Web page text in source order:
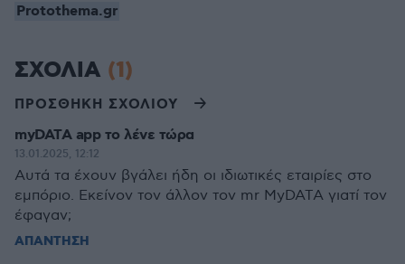
Protothema.gr
ΣΧΟΛΙΑ (1)
ΠΡΟΣΘΗΚΗ ΣΧΟΛΙΟΥ
myDATA app το λένε τώρα
13.01.2025, 12:12
Αυτά τα έχουν βγάλει ήδη οι ιδιωτικές εταιρίες στο
εμπόριο. Εκείνον τον άλλον τον mr MyDATA γιατί τον
έφαγαν;
ΑΠΑΝΤΗΣΗ